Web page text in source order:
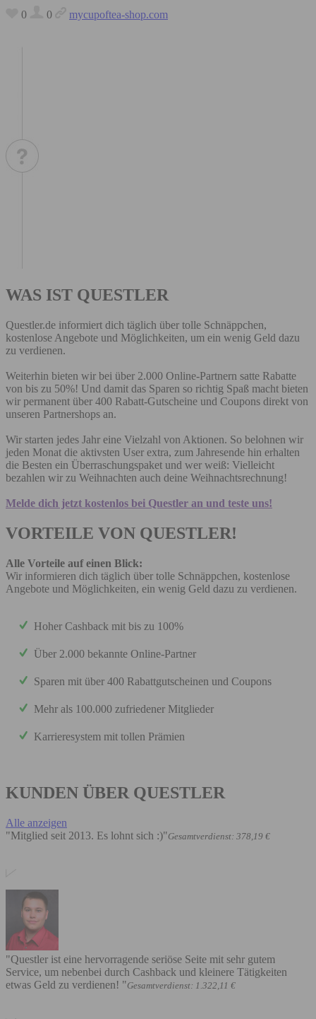
0 0 mycupoftea-shop.com
WAS IST QUESTLER
Questler.de informiert dich täglich über tolle Schnäppchen,
kostenlose Angebote und Möglichkeiten, um ein wenig Geld dazu
zu verdienen.
Weiterhin bieten wir bei über 2.000 Online-Partnern satte Rabatte
von bis zu 50%! Und damit das Sparen so richtig Spaß macht bieten
wir permanent über 400 Rabatt-Gutscheine und Coupons direkt von
unseren Partnershops an.
Wir starten jedes Jahr eine Vielzahl von Aktionen. So belohnen wir
jeden Monat die aktivsten User extra, zum Jahresende hin erhalten
die Besten ein Überraschungspaket und wer weiß: Vielleicht
bezahlen wir zu Weihnachten auch deine Weihnachtsrechnung!
Melde dich jetzt kostenlos bei Questler an und teste uns!
VORTEILE VON QUESTLER!
Alle Vorteile auf einen Blick:
Wir informieren dich täglich über tolle Schnäppchen, kostenlose
Angebote und Möglichkeiten, ein wenig Geld dazu zu verdienen.
Hoher Cashback mit bis zu 100%
Über 2.000 bekannte Online-Partner
Sparen mit über 400 Rabattgutscheinen und Coupons
Mehr als 100.000 zufriedener Mitglieder
Karrieresystem mit tollen Prämien
KUNDEN ÜBER QUESTLER
Alle anzeigen
"Mitglied seit 2013. Es lohnt sich :)"Gesamtverdienst: 378,19 €
"Questler ist eine hervorragende seriöse Seite mit sehr gutem
Service, um nebenbei durch Cashback und kleinere Tätigkeiten
etwas Geld zu verdienen! "Gesamtverdienst: 1.322,11 €